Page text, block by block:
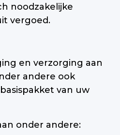
noodzakelijke
vergoed.
en verzorging aan
andere ook
van uw
onder andere: